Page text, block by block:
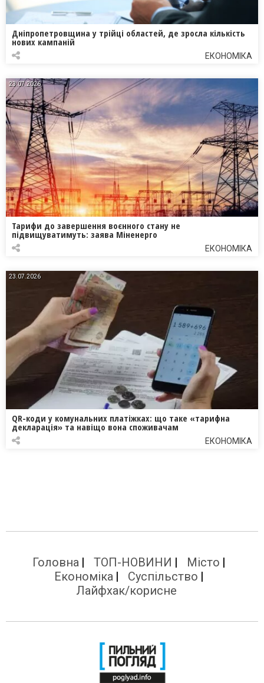
Дніпропетровщина у трійці областей, де зросла кількість
нових кампаній
ЕКОНОМІКА
23.07.2026
Тарифи до завершення воєнного стану не
підвищуватимуть: заява Міненерго
ЕКОНОМІКА
23.07.2026
QR-коди у комунальних платіжках: що таке «тарифна
декларація» та навіщо вона споживачам
ЕКОНОМІКА
Головна ТОП-НОВИНИ
Місто
Економіка
Суспільство
Лайфхак/корисне